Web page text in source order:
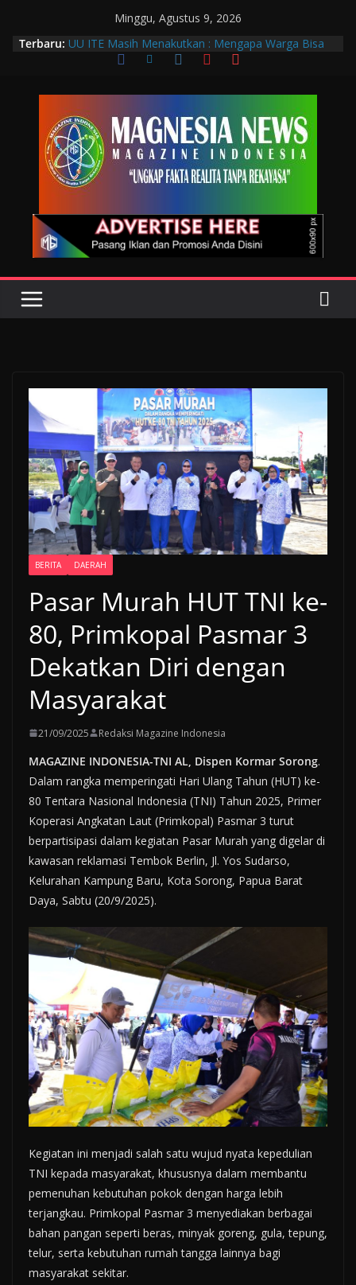
Minggu, Agustus 9, 2026
Terbaru: UU ITE Masih Menakutkan : Mengapa Warga Bisa
Dipidana Hanya karena Bicara?
Momentum Penguatan Profesi dan Transformasi
Digital
Wakil Wali Kota Bandung Hadiri Muscab VIII PTGMI
Kota Bandung, Dorong Penguatan Kompetensi
Terapis Gigi dan Mulut
Langkah Awal Deteksi Dini Penyakit, Kenali Peran
Tenaga Teknologi Laboratorium Medik
Sebenarnya Sedang Melindungi Siapa?
BERITA DAERAH
Pasar Murah HUT TNI ke-
80, Primkopal Pasmar 3
Dekatkan Diri dengan
Masyarakat
21/09/2025 Redaksi Magazine Indonesia
MAGAZINE INDONESIA-TNI AL, Dispen Kormar Sorong.
Dalam rangka memperingati Hari Ulang Tahun (HUT) ke-
80 Tentara Nasional Indonesia (TNI) Tahun 2025, Primer
Koperasi Angkatan Laut (Primkopal) Pasmar 3 turut
berpartisipasi dalam kegiatan Pasar Murah yang digelar di
kawasan reklamasi Tembok Berlin, Jl. Yos Sudarso,
Kelurahan Kampung Baru, Kota Sorong, Papua Barat
Daya, Sabtu (20/9/2025).
Kegiatan ini menjadi salah satu wujud nyata kepedulian
TNI kepada masyarakat, khususnya dalam membantu
pemenuhan kebutuhan pokok dengan harga lebih
terjangkau. Primkopal Pasmar 3 menyediakan berbagai
bahan pangan seperti beras, minyak goreng, gula, tepung,
telur, serta kebutuhan rumah tangga lainnya bagi
masyarakat sekitar.